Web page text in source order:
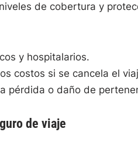
de cobertura y
y hospitalarios.
costos si se cancela el
pérdida o daño de
de viaje